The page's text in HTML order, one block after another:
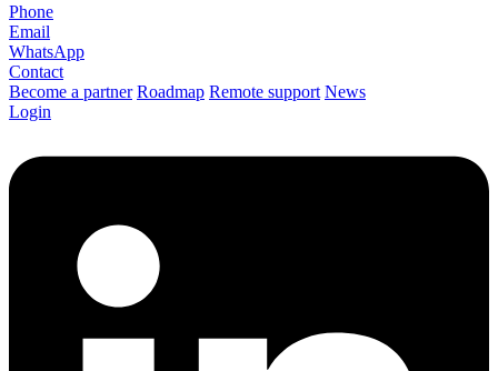
Phone
Email
WhatsApp
Contact
Become a partner Roadmap Remote support News
Login